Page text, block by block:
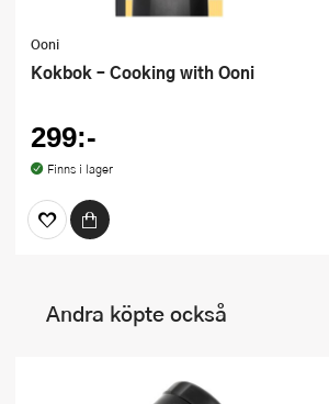
Ooni
Kokbok – Cooking with Ooni
299:-
Finns i lager
Andra köpte också